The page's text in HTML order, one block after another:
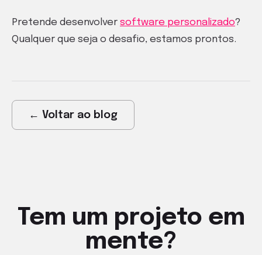
Pretende desenvolver software personalizado?
Qualquer que seja o desafio, estamos prontos.
← Voltar ao blog
Tem um projeto em
mente?